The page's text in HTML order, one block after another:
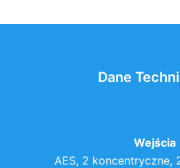
Dane
Wejścia
AES, 2 koncentryczne,